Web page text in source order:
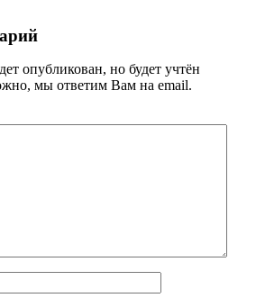
опубликован, но будет учтён
мы ответим Вам на email.